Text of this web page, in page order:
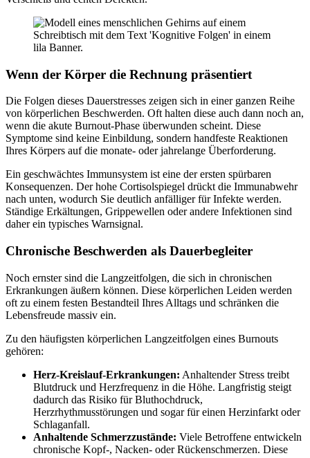
Wenn der Körper die Rechnung präsentiert
Die Folgen dieses Dauerstresses zeigen sich in einer ganzen Reihe
von körperlichen Beschwerden. Oft halten diese auch dann noch an,
wenn die akute Burnout-Phase überwunden scheint. Diese
Symptome sind keine Einbildung, sondern handfeste Reaktionen
Ihres Körpers auf die monate- oder jahrelange Überforderung.
Ein geschwächtes Immunsystem ist eine der ersten spürbaren
Konsequenzen. Der hohe Cortisolspiegel drückt die Immunabwehr
nach unten, wodurch Sie deutlich anfälliger für Infekte werden.
Ständige Erkältungen, Grippewellen oder andere Infektionen sind
daher ein typisches Warnsignal.
Chronische Beschwerden als Dauerbegleiter
Noch ernster sind die Langzeitfolgen, die sich in chronischen
Erkrankungen äußern können. Diese körperlichen Leiden werden
oft zu einem festen Bestandteil Ihres Alltags und schränken die
Lebensfreude massiv ein.
Zu den häufigsten körperlichen Langzeitfolgen eines Burnouts
gehören:
Herz-Kreislauf-Erkrankungen: Anhaltender Stress treibt
Blutdruck und Herzfrequenz in die Höhe. Langfristig steigt
dadurch das Risiko für Bluthochdruck,
Herzrhythmusstörungen und sogar für einen Herzinfarkt oder
Schlaganfall.
Anhaltende Schmerzzustände: Viele Betroffene entwickeln
chronische Kopf-, Nacken- oder Rückenschmerzen. Diese